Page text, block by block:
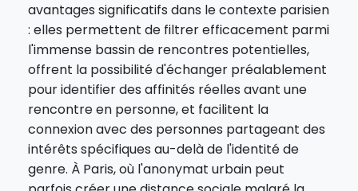
avantages significatifs dans le contexte parisien
: elles permettent de filtrer efficacement parmi
l'immense bassin de rencontres potentielles,
offrent la possibilité d'échanger préalablement
pour identifier des affinités réelles avant une
rencontre en personne, et facilitent la
connexion avec des personnes partageant des
intérêts spécifiques au-delà de l'identité de
genre. À Paris, où l'anonymat urbain peut